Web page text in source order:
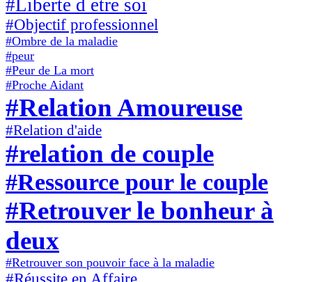
#Liberte d etre soi
#Objectif professionnel
#Ombre de la maladie
#peur
#Peur de La mort
#Proche Aidant
#Relation Amoureuse
#Relation d'aide
#relation de couple
#Ressource pour le couple
#Retrouver le bonheur à
deux
#Retrouver son pouvoir face à la maladie